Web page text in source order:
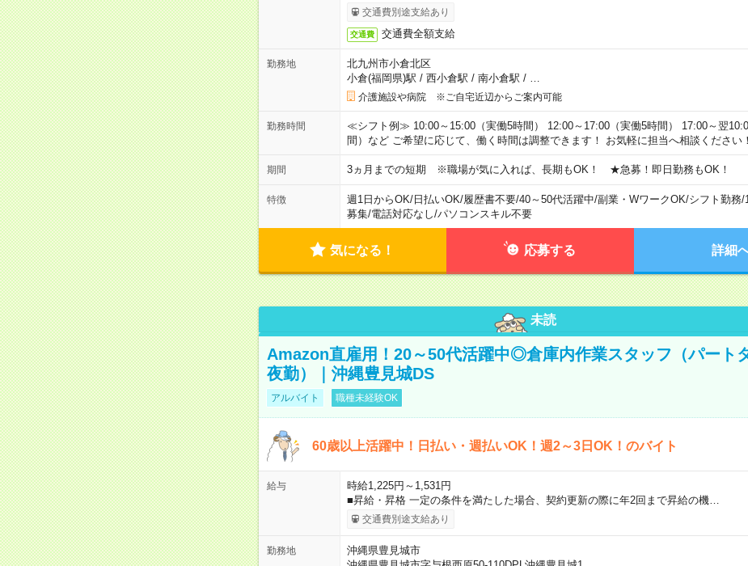
交通費別途支給あり
交通費 交通費全額支給
勤務地
北九州市小倉北区
小倉(福岡県)駅 / 西小倉駅 / 南小倉駅 / …
介護施設や病院 ※ご自宅近辺からご案内可能
勤務時間
≪シフト例≫ 10:00～15:00（実働5時間） 12:00～17:00（実働5時間） 17:00～翌
間）など ご希望に応じて、働く時間は調整できます！ お気軽に担当へ相談ください！
期間 3ヵ月までの短期 ※職場が気に入れば、長期もOK！ ★急募！即日勤務もOK！
特徴 週1日からOK/日払いOK/履歴書不要/40～50代活躍中/副業・WワークOK/シフト勤務/
募集/電話対応なし/パソコンスキル不要
気になる！ 応募する 詳細
未読
Amazon直雇用！20～50代活躍中◎倉庫内作業スタッフ（パート
夜勤）｜沖縄豊見城DS
アルバイト 職種未経験OK
60歳以上活躍中！日払い・週払いOK！週2～3日OK！のバイト
給与
時給1,225円～1,531円
■昇給・昇格 一定の条件を満たした場合、契約更新の際に年2回まで昇給の機…
交通費別途支給あり
勤務地
沖縄県豊見城市